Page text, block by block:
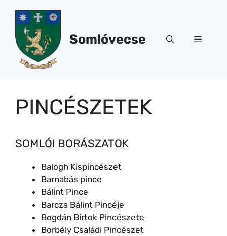
tartalomba
Somlóvecse Menü
PINCÉSZETEK
SOMLÓI BORÁSZATOK
Balogh Kispincészet
Barnabás pince
Bálint Pince
Barcza Bálint Pincéje
Bogdán Birtok Pincészete
Borbély Családi Pincészet